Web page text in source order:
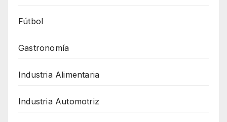
Fútbol
Gastronomía
Industria Alimentaria
Industria Automotriz